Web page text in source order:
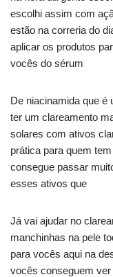
escolhi assim com
estão na correria do
aplicar os produtos
vocês do sérum
De niacinamida que é
ter um clareamento
solares com ativos
prática para quem
consegue passar
esses ativos que
Já vai ajudar no
manchinhas na pele
para vocês aqui na
vocês conseguem